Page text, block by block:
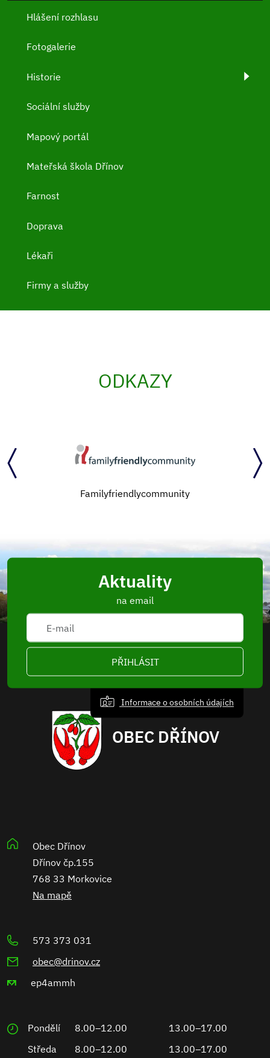
Hlášení rozhlasu
Fotogalerie
Historie
Sociální služby
Mapový portál
Mateřská škola Dřínov
Farnost
Doprava
Lékaři
Firmy a služby
ODKAZY
Familyfriendlycommunity
Aktuality
na email
PŘIHLÁSIT
Informace o osobních údajích
OBEC DŘÍNOV
Obec Dřínov
Dřínov čp.155
768 33 Morkovice
Na mapě
573 373 031
obec@drinov.cz
ep4ammh
Pondělí 8.00–12.00
13.00–17.00
Středa
8.00–12.00 13.00–17.00